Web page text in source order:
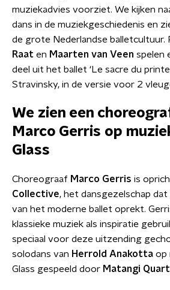
muziekadvies voorziet. We kijken
dans in de muziekgeschiedenis en
de grote Nederlandse balletcultuur.
Raat en Maarten van Veen spelen
deel uit het ballet ‘Le sacre du
Stravinsky, in de versie voor 2
We zien een
Marco Gerris op
Glass
Choreograaf Marco Gerris is
Collective, het dansgezelschap
van het moderne ballet oprekt.
klassieke muziek als inspiratie
speciaal voor deze uitzending
solodans van Herrold Anakotta op
Glass gespeeld door Matangi